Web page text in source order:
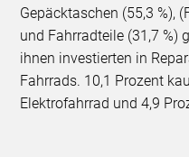
Gepäcktaschen (55,3 %),
und Fahrradteile (31,7 %)
ihnen investierten in
Fahrrads. 10,1 Prozent
Elektrofahrrad und 4,9